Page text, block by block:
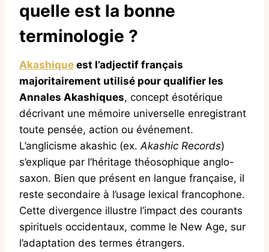
quelle est la bonne
terminologie ?
Akashique est l’adjectif français
majoritairement utilisé pour qualifier les
Annales Akashiques, concept ésotérique
décrivant une mémoire universelle enregistrant
toute pensée, action ou événement.
L’anglicisme akashic (ex.Akashic Records)
s’explique par l’héritage théosophique anglo-
saxon. Bien que présent en langue française, il
reste secondaire à l’usage lexical francophone.
Cette divergence illustre l’impact des courants
spirituels occidentaux, comme le New Age, sur
l’adaptation des termes étrangers.